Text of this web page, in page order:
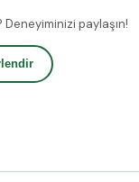
Deneyiminizi paylaşın!